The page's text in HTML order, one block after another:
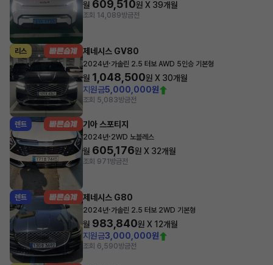
월 609,510원 X 39개월
조회 14,089방금전
리스 제네시스 GV80
2024년·가솔린 2.5 터보 AWD 5인승 기본형
월 1,048,500원 X 30개월
지원금5,000,000원
조회 5,083방금전
렌트 기아 스포티지
2024년·2WD 노블레스
월 605,176원 X 32개월
조회 971 방금전
렌트 제네시스 G80
2024년·가솔린 2.5 터보 2WD 기본형
월 983,840원 X 12개월
지원금3,000,000원
조회 6,590방금전